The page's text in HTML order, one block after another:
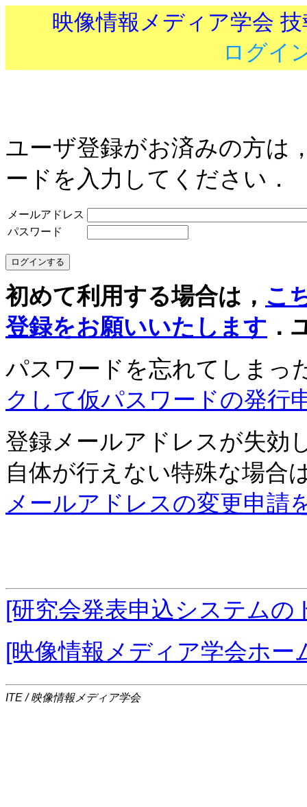
映像情報メディア学会
ログイ
ユーザ登録がお済みの方は
ードを入力してください．
メールアドレス
パスワード
初めて利用する場合は， こ
登録をお願いいたします ．
パスワードを忘れてしまっ
クして仮パスワードの発行
登録メールアドレスが失効
自体が行えない特殊な場合
メールアドレスの変更申請
[研究会発表申込システム
[映像情報メディア学会ホー
ITE / 映像情報メディア学会